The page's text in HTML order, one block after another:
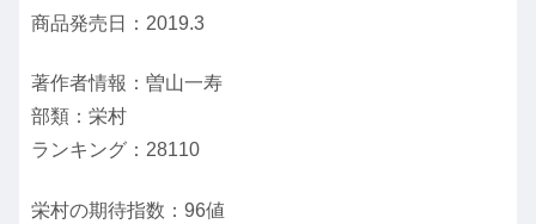
商品発売日：2019.3
著作者情報：曽山一寿
部類：栄村
ランキング：28110
栄村の期待指数：96値